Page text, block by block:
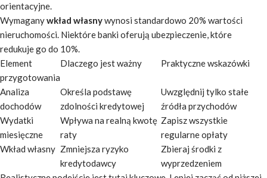
orientacyjne.
Wymaganywkład własnywynosi standardowo 20% wartości
nieruchomości. Niektóre banki oferują ubezpieczenie, które
redukuje go do 10%.
Element
przygotowania
Dlaczego jest ważny Praktyczne wskazówki
Analiza
dochodów
Określa podstawę
zdolności kredytowej
Uwzględnij tylko stałe
źródła przychodów
Wydatki
miesięczne
Wpływa na realną kwotę
raty
Zapisz wszystkie
regularne opłaty
Wkład własny Zmniejsza ryzyko
kredytodawcy
Zbieraj środki z
wyprzedzeniem